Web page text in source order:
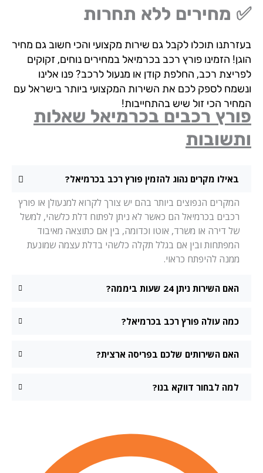
מחירים ללא תחרות
תוכלו לקבל גם שירות מקצועי והכי חשוב גם מחיר
הזמינו פורץ רכב בכרמיאל במחירים נוחים, זקוקים
רכב, החלפת קודן או מנעול לרכב? פנו אלינו
לספק לכם את השירות המקצועי ביותר בישראל עם
הכי זול שיש בהתחייבות!
רכבים בכרמיאל שאלות
באילו מקרים נהוג להזמין פורץ רכב בכרמיאל?
המקרים הנפוצים ביותר בהם יש צורך לקרוא למנעולן או פורץ
רכבים בכרמיאל הם כאשר לא ניתן לפתוח דלת כלשהי, למשל
של דירה או משרד, אוטו וכדומה, בין אם כתוצאה מאיבוד
המפתחות ובין אם בגלל תקלה כלשהי בדלת עצמה שמונעת
ממנה להיפתח כראוי.
האם השירות ניתן 24 שעות ביממה?
כמה עולה פורץ רכב בכרמיאל?
האם השירותים שלכם בפריסה ארצית?
למה לבחור דווקא בנו?